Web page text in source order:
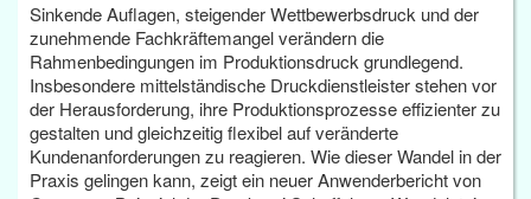
Sinkende Auflagen, steigender Wettbewerbsdruck und der
zunehmende Fachkräftemangel verändern die
Rahmenbedingungen im Produktionsdruck grundlegend.
Insbesondere mittelständische Druckdienstleister stehen vor
der Herausforderung, ihre Produktionsprozesse effizienter zu
gestalten und gleichzeitig flexibel auf veränderte
Kundenanforderungen zu reagieren. Wie dieser Wandel in der
Praxis gelingen kann, zeigt ein neuer Anwenderbericht von